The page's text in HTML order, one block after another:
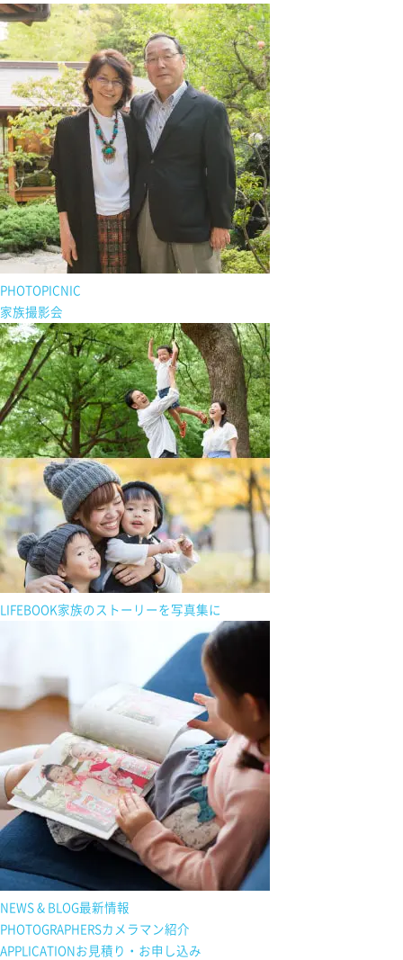
PHOTOPICNIC
家族撮影会
LIFEBOOK家族の ストーリーを写真集に
NEWS & BLOG最新情報
PHOTOGRAPHERSカメラマン紹介
APPLICATION お見積り・お申し込み